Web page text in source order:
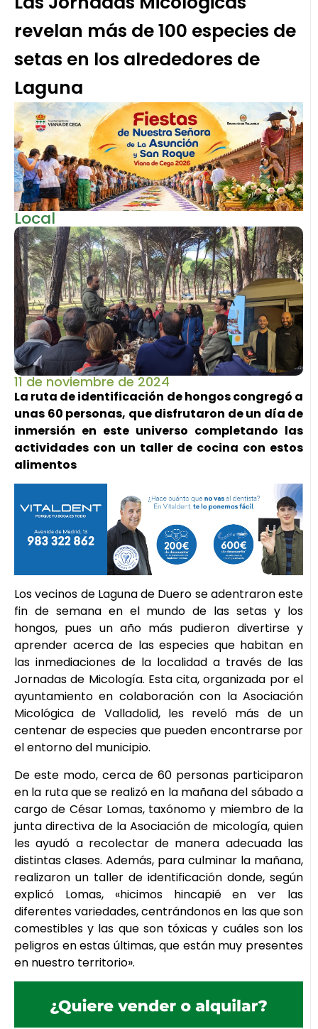
revelan más de 100 especies de
setas en los alrededores de
Laguna
Local
11 de noviembre de 2024
La ruta de identificación de hongos congregó a
unas 60 personas, que disfrutaron de un día de
inmersión en este universo completando las
actividades con un taller de cocina con estos
alimentos
Los vecinos de Laguna de Duero se adentraron este
fin de semana en el mundo de las setas y los
hongos, pues un año más pudieron divertirse y
aprender acerca de las especies que habitan en
las inmediaciones de la localidad a través de las
Jornadas de Micología. Esta cita, organizada por el
ayuntamiento en colaboración con la Asociación
Micológica de Valladolid, les reveló más de un
centenar de especies que pueden encontrarse por
el entorno del municipio.
De este modo, cerca de 60 personas participaron
en la ruta que se realizó en la mañana del sábado a
cargo de César Lomas, taxónomo y miembro de la
junta directiva de la Asociación de micología, quien
les ayudó a recolectar de manera adecuada las
distintas clases. Además, para culminar la mañana,
realizaron un taller de identificación donde, según
explicó Lomas, «hicimos hincapié en ver las
diferentes variedades, centrándonos en las que son
comestibles y las que son tóxicas y cuáles son los
peligros en estas últimas, que están muy presentes
en nuestro territorio».